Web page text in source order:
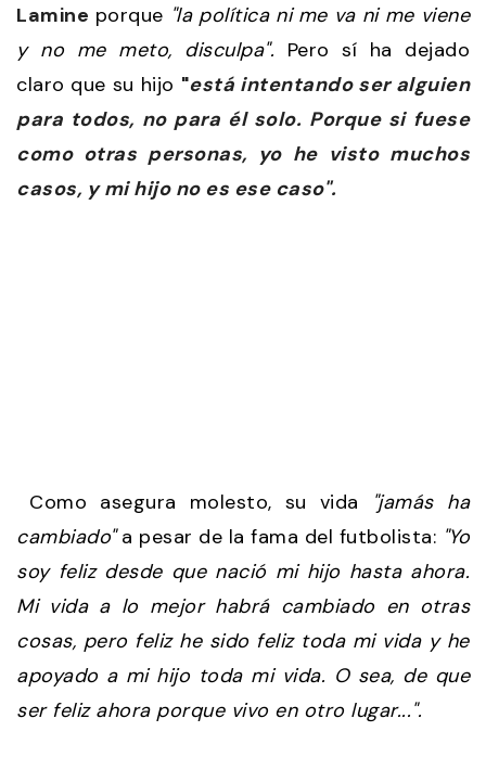
Lamine porque "la política ni me va ni me viene
y no me meto, disculpa". Pero sí ha dejado
claro que su hijo "está intentando ser alguien
para todos, no para él solo. Porque si fuese
como otras personas, yo he visto muchos
casos, y mi hijo no es ese caso".
Como asegura molesto, su vida
"jamás ha
cambiado"a pesar de la fama del futbolista: "Yo
soy feliz desde que nació mi hijo hasta ahora.
Mi vida a lo mejor habrá cambiado en otras
cosas, pero feliz he sido feliz toda mi vida y he
apoyado a mi hijo toda mi vida. O sea, de que
ser feliz ahora porque vivo en otro lugar...".